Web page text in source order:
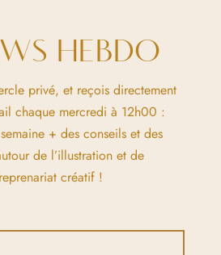
HEBDO
privé, et reçois directement
chaque mercredi à 12h00 :
+ des conseils et des
de l’illustration et de
créatif !